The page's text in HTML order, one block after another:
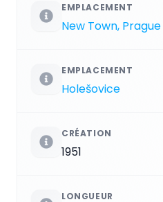
EMPLACEMENT
New Town, Prague
EMPLACEMENT
Holešovice
CRÉATION
1951
LONGUEUR